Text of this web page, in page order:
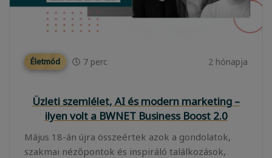
Életmód 7 perc 2 hónapja
Üzleti szemlélet, AI és modern marketing –
ilyen volt a BWNET Business Boost 2.0
Május 18-án újra összeértek azok a gondolatok,
szakmai nézőpontok és inspiráló találkozások,